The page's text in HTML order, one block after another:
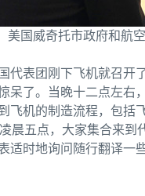
美国威奇托市政府和航
代表团刚下飞机就召开
呆了。当晚十二点左右
飞机的制造流程，包
晨五点，大家集合来
适时地询问随行翻译